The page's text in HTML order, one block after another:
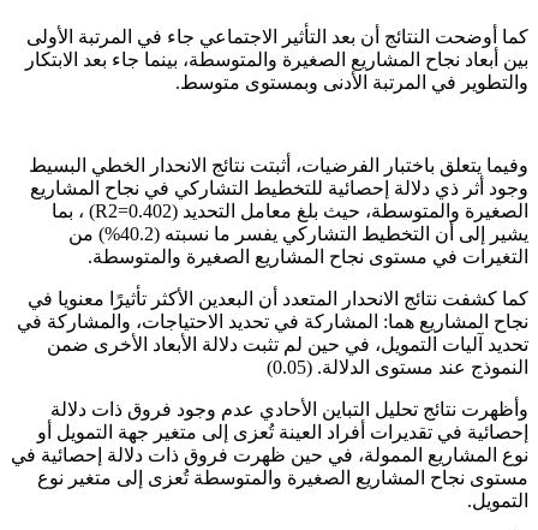
كما أوضحت النتائج أن بعد التأثير الاجتماعي جاء في المرتبة الأولى
بين أبعاد نجاح المشاريع الصغيرة والمتوسطة، بينما جاء بعد الابتكار
والتطوير في المرتبة الأدنى وبمستوى متوسط.
وفيما يتعلق باختبار الفرضيات، أثبتت نتائج الانحدار الخطي البسيط
وجود أثر ذي دلالة إحصائية للتخطيط التشاركي في نجاح المشاريع
الصغيرة والمتوسطة، حيث بلغ معامل التحديد (0.402=R2) ، بما
يشير إلى أن التخطيط التشاركي يفسر ما نسبته (40.2%) من
التغيرات في مستوى نجاح المشاريع الصغيرة والمتوسطة.
كما كشفت نتائج الانحدار المتعدد أن البعدين الأكثر تأثيرًا معنويا في
نجاح المشاريع هما: المشاركة في تحديد الاحتياجات، والمشاركة في
تحديد آليات التمويل، في حين لم تثبت دلالة الأبعاد الأخرى ضمن
النموذج عند مستوى الدلالة. (0.05)
وأظهرت نتائج تحليل التباين الأحادي عدم وجود فروق ذات دلالة
إحصائية في تقديرات أفراد العينة تُعزى إلى متغير جهة التمويل أو
نوع المشاريع الممولة، في حين ظهرت فروق ذات دلالة إحصائية في
مستوى نجاح المشاريع الصغيرة والمتوسطة تُعزى إلى متغير نوع
التمويل.